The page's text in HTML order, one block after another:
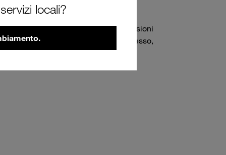
locali?
1:2002. Disponibili in tutte le dimensioni
(zincato e passivato a strato spesso,